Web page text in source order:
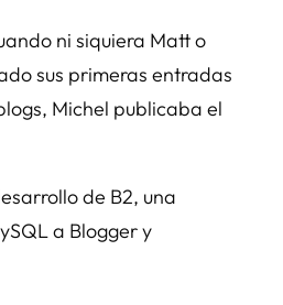
ni siquiera Matt o
sus primeras entradas
Michel publicaba el
de B2, una
a Blogger y